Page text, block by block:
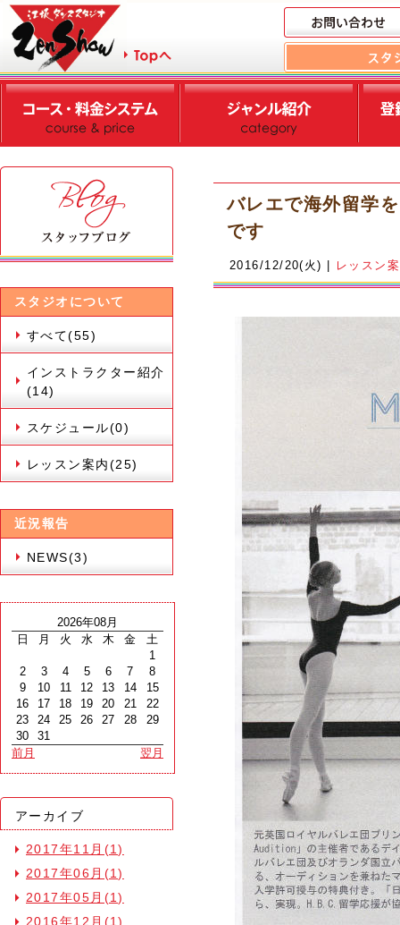
スタジオについて
すべて(55)
インストラクター紹介
(14)
スケジュール(0)
レッスン案内(25)
近況報告
NEWS(3)
2026年08月
日
月 火 水 木 金
土
1
2
3 4 5 6 7
8
9
10 11 12 13 14
15
16
17 18 19 20 21
22
23
24 25 26 27 28
29
30
31
前月
翌月
アーカイブ
2017年11月(1)
2017年06月(1)
2017年05月(1)
2016年12月(1)
バレエで海外留学
です
2016/12/20(火) | レッスン